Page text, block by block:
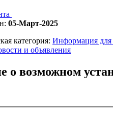
05-Март-2025
категория: Информация для
и объявления
о возможном